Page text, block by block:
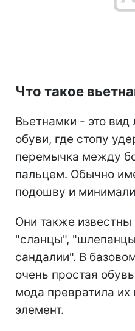
Что такое
Вьетнамки - это вид
обуви, где стопу
перемычка между
пальцем. Обычно
подошву и
Они также
"сланцы",
сандалии". В
очень простая
мода превратила
элемент.